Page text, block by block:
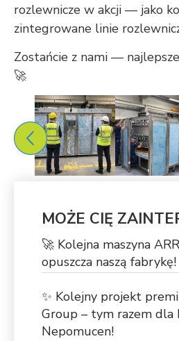
rozlewnicze w akcji — jako
zintegrowane linie
Zostańcie z nami —
🚀
MOŻE CIĘ
🚀 Kolejna maszyna
opuszcza naszą fabrykę!
✨ Kolejny projekt
Group – tym razem dla
Nepomucen!